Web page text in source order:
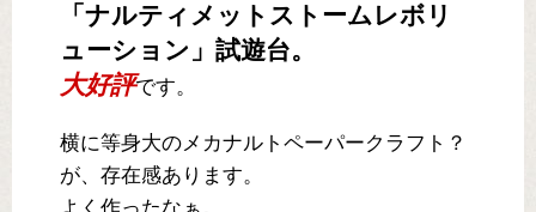
「ナルティメットストームレボリ
ューション」試遊台。
大好評です。
横に等身大のメカナルトペーパークラフト？
が、存在感あります。